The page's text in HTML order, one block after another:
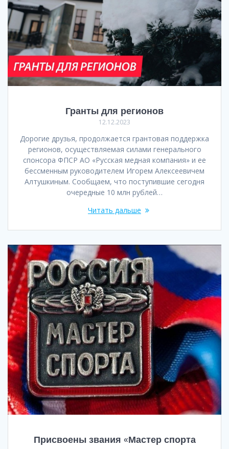
Гранты для регионов
12.12.2023
Дорогие друзья, продолжается грантовая поддержка
регионов, осуществляемая силами генерального
спонсора ФПСР АО «Русская медная компания» и ее
бессменным руководителем Игорем Алексеевичем
Алтушкиным. Сообщаем, что поступившие сегодня
очередные 10 млн рублей…
Читать дальше
Присвоены звания «Мастер спорта